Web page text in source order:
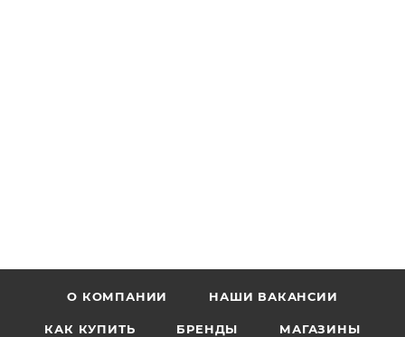
О КОМПАНИИ НАШИ ВАКАНСИИ
КАК КУПИТЬ БРЕНДЫ МАГАЗИНЫ